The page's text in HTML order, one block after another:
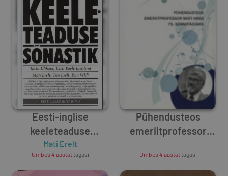
Eesti-inglise
keeleteaduse
sõnastik
Mati Erelt
Umbes 4 aastattagasi
Pühendusteos
emeriitprofessor
sünnipäevaks
Umbes 4 aastattagasi